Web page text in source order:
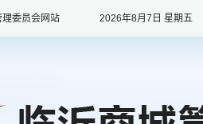
委员会网站 2026年8月7日 星期五